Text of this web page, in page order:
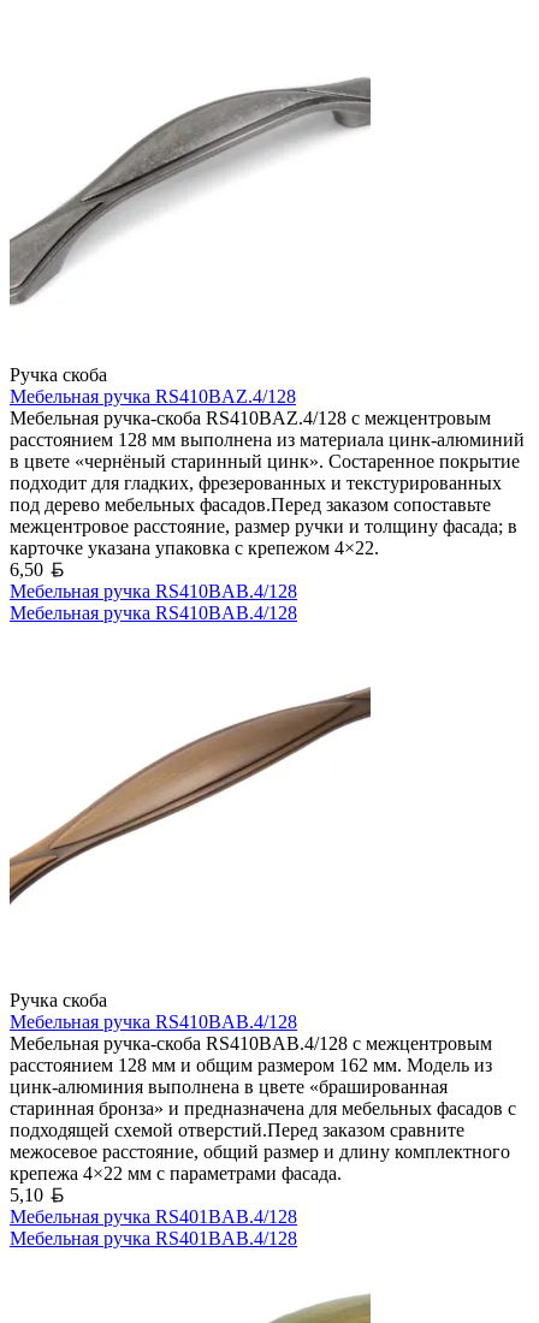
Ручка скоба
Мебельная ручка RS410BAZ.4/128
Мебельная ручка-скоба RS410BAZ.4/128 с межцентровым
расстоянием 128 мм выполнена из материала цинк-алюминий
в цвете «чернёный старинный цинк». Состаренное покрытие
подходит для гладких, фрезерованных и текстурированных
под дерево мебельных фасадов.Перед заказом сопоставьте
межцентровое расстояние, размер ручки и толщину фасада; в
карточке указана упаковка с крепежом 4×22.
6,50
Мебельная ручка RS410BAB.4/128
Мебельная ручка RS410BAB.4/128
Ручка скоба
Мебельная ручка RS410BAB.4/128
Мебельная ручка-скоба RS410BAB.4/128 с межцентровым
расстоянием 128 мм и общим размером 162 мм. Модель из
цинк-алюминия выполнена в цвете «брашированная
старинная бронза» и предназначена для мебельных фасадов с
подходящей схемой отверстий.Перед заказом сравните
межосевое расстояние, общий размер и длину комплектного
крепежа 4×22 мм с параметрами фасада.
5,10
Мебельная ручка RS401BAB.4/128
Мебельная ручка RS401BAB.4/128